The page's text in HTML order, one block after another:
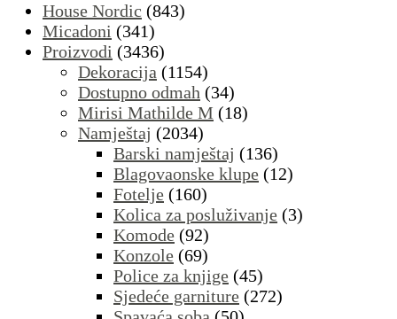
House Nordic (843)
Micadoni (341)
Proizvodi (3436)
Dekoracija (1154)
Dostupno odmah (34)
Mirisi Mathilde M (18)
Namještaj (2034)
Barski namještaj (136)
Blagovaonske klupe (12)
Fotelje (160)
Kolica za posluživanje (3)
Komode (92)
Konzole (69)
Police za knjige (45)
Sjedeće garniture (272)